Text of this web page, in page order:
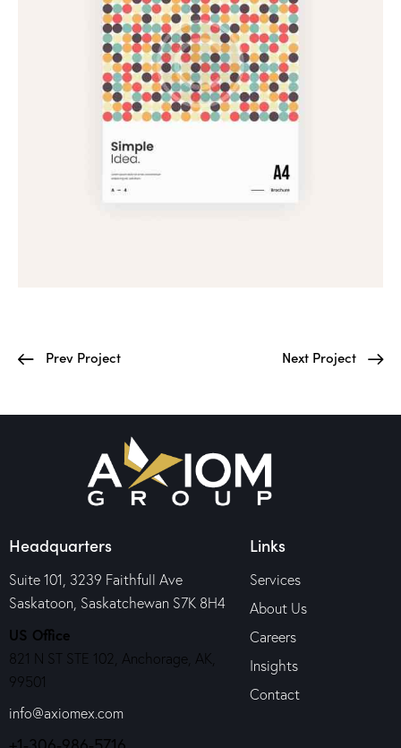
Prev Project Next Project
Headquarters
Suite 101, 3239 Faithfull Ave
Saskatoon, Saskatchewan S7K 8H4
US Office
821 N ST STE 102, Anchorage, AK,
99501
info@axiomex.com
Links
Services
About Us
Careers
Insights
Contact